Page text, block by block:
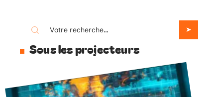
Sous les projecteurs